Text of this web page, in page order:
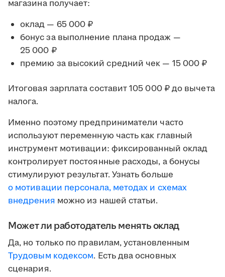
магазина получает:
оклад — 65 000 ₽
бонус за выполнение плана продаж —
25 000 ₽
премию за высокий средний чек — 15 000 ₽
Итоговая зарплата составит 105 000 ₽ до вычета
налога.
Именно поэтому предприниматели часто
используют переменную часть как главный
инструмент мотивации: фиксированный оклад
контролирует постоянные расходы, а бонусы
стимулируют результат. Узнать больше
о мотивации персонала, методах и схемах
внедрения можно из нашей статьи.
Может ли работодатель менять оклад
Да, но только по правилам, установленным
Трудовым кодексом. Есть два основных
сценария.